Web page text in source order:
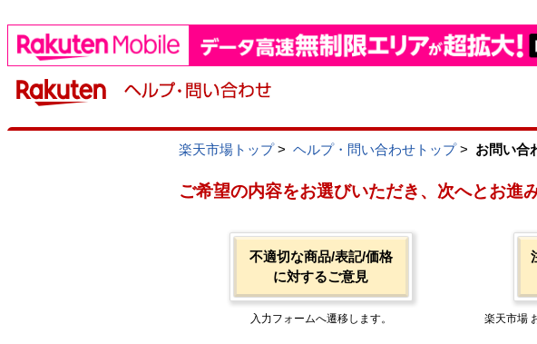
楽天市場トップ> ヘルプ・問い合わせトップ> お問い合
ご希望の内容をお選びいただき、次へとお進
不適切な商品/表記/価格
に対するご意見
入力フォームへ遷移します。 楽天市場